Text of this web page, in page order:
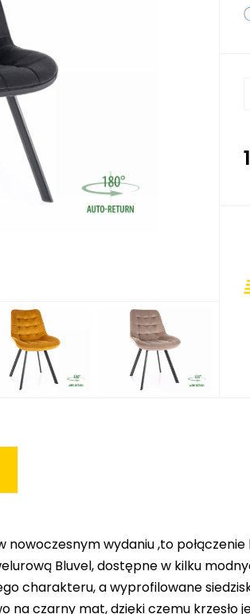
nowoczesnym wydaniu ,to
Bluvel, dostępne w kilku
charakteru, a wyprofilowane
czarny mat, dzięki czemu krzesło